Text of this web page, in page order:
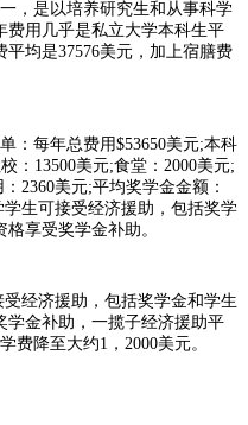
，是以培养研究生和从事科学
费用几乎是私立大学本科生平
均是37576美元，加上宿膳费
：每年总费用$53650美元;本科
：13500美元;食堂：2000美元;
2360美元;平均奖学金金额：
生可接受经济援助，包括奖学
享受奖学金补助。
经济援助，包括奖学金和学生
学金补助，一揽子经济援助平
费降至大约1，2000美元。